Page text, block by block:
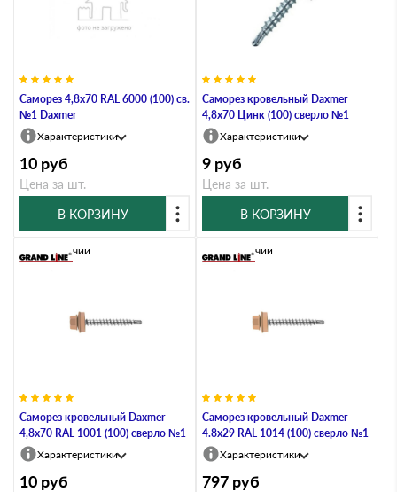
Саморез 4,8х70 RAL 6000 (100) св.
№1 Daxmer
Характеристики
10 руб
Цена за шт.
В КОРЗИНУ
Саморез кровельный Daxmer
4,8х70 Цинк (100) сверло №1
Характеристики
9 руб
Цена за шт.
В КОРЗИНУ
Саморез кровельный Daxmer
4,8х70 RAL 1001 (100) сверло №1
В наличии
Характеристики
10 руб
Саморез кровельный Daxmer
4.8х29 RAL 1014 (100) сверло №1
В наличии
Характеристики
797 руб